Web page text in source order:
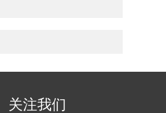
关注我们